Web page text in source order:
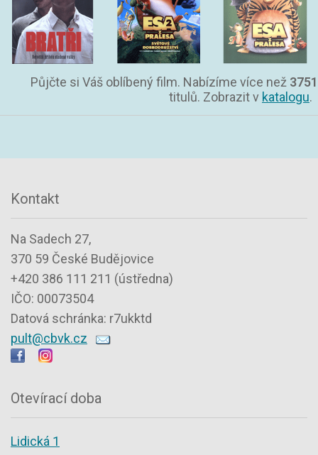
Půjčte si Váš oblíbený film. Nabízíme více než 3751
titulů. Zobrazit v katalogu.
Kontakt
Na Sadech 27,
370 59 České Budějovice
+420 386 111 211 (ústředna)
IČO: 00073504
Datová schránka: r7ukktd
pult@cbvk.cz
Otevírací doba
Lidická 1